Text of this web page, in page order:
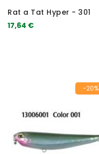
Rat a Tat Hyper - 301
17,64 €
-20%